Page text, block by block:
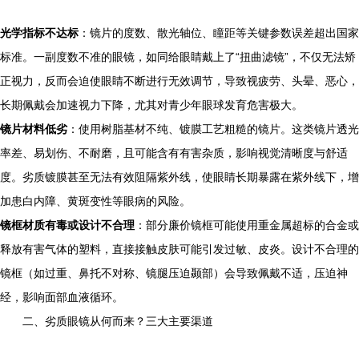
光学指标不达标 ：镜片的度数、散光轴位、瞳距等关键参数误差超出国家
标准。一副度数不准的眼镜，如同给眼睛戴上了“扭曲滤镜”，不仅无法矫
正视力，反而会迫使眼睛不断进行无效调节，导致视疲劳、头晕、恶心，
长期佩戴会加速视力下降，尤其对青少年眼球发育危害极大。
镜片材料低劣：使用树脂基材不纯、镀膜工艺粗糙的镜片。这类镜片透光
率差、易划伤、不耐磨，且可能含有有害杂质，影响视觉清晰度与舒适
度。劣质镀膜甚至无法有效阻隔紫外线，使眼睛长期暴露在紫外线下，增
加患白内障、黄斑变性等眼病的风险。
镜框材质有毒或设计不合理 ：部分廉价镜框可能使用重金属超标的合金或
释放有害气体的塑料，直接接触皮肤可能引发过敏、皮炎。设计不合理的
镜框（如过重、鼻托不对称、镜腿压迫颞部）会导致佩戴不适，压迫神
经，影响面部血液循环。
二、劣质眼镜从何而来？三大主要渠道